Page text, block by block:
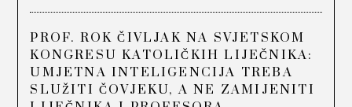
PROF. ROK ČIVLJAK NA SVJETSKOM
KONGRESU KATOLIČKIH LIJEČNIKA:
UMJETNA INTELIGENCIJA TREBA
SLUŽITI ČOVJEKU, A NE ZAMIJENITI